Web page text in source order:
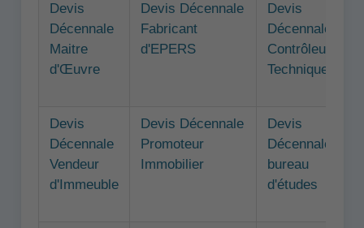
Devis
Décennale
Maitre
d'Œuvre
Devis Décennale
Fabricant
d'EPERS
Devis
Décennale
Contrôleur
Technique
Devis
Décennale
Vendeur
d'Immeuble
Devis Décennale
Promoteur
Immobilier
Devis
Décennale
bureau
d'études